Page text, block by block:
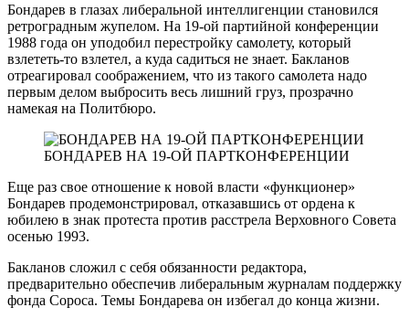
Бондарев в глазах либеральной интеллигенции становился
ретроградным жупелом. На 19-ой партийной конференции
1988 года он уподобил перестройку самолету, который
взлететь-то взлетел, а куда садиться не знает. Бакланов
отреагировал соображением, что из такого самолета надо
первым делом выбросить весь лишний груз, прозрачно
намекая на Политбюро.
БОНДАРЕВ НА 19-ОЙ ПАРТКОНФЕРЕНЦИИ
Еще раз свое отношение к новой власти «функционер»
Бондарев продемонстрировал, отказавшись от ордена к
юбилею в знак протеста против расстрела Верховного Совета
осенью 1993.
Бакланов сложил с себя обязанности редактора,
предварительно обеспечив либеральным журналам поддержку
фонда Сороса. Темы Бондарева он избегал до конца жизни.